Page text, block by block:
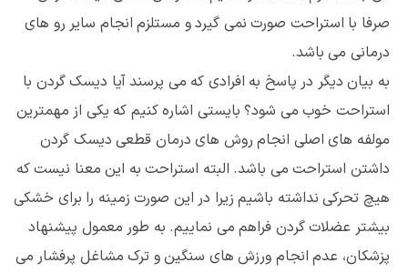
صرفا با استراحت صورت نمی گیرد و مستلزم انجام سایر رو های
درمانی می باشد.
به بیان دیگر در پاسخ به افرادی که می پرسند آیا دیسک گردن با
استراحت خوب می شود؟ بایستی اشاره کنیم که یکی از مهمترین
مولفه های اصلی انجام روش های درمان قطعی دیسک گردن
داشتن استراحت می باشد. البته استراحت به این معنا نیست که
هیچ تحرکی نداشته باشیم زیرا در این صورت زمینه را برای خشکی
بیشتر عضلات گردن فراهم می نماییم. به طور معمول پیشنهاد
پزشکان، عدم انجام ورزش های سنگین و ترک مشاغل پرفشار می